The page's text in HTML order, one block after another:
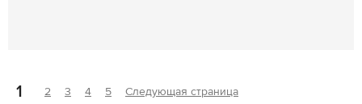
1 2 3 4 5 Следующая страница